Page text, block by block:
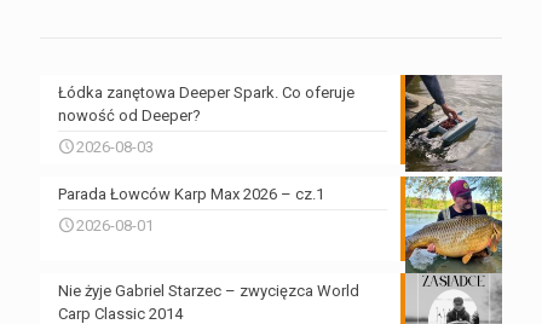
Łódka zanętowa Deeper Spark. Co oferuje
nowość od Deeper?
2026-08-03
Parada Łowców Karp Max 2026 – cz.1
2026-08-01
Nie żyje Gabriel Starzec – zwycięzca World
Carp Classic 2014